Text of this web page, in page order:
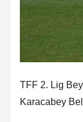
TFF 2. Lig
Karacabey